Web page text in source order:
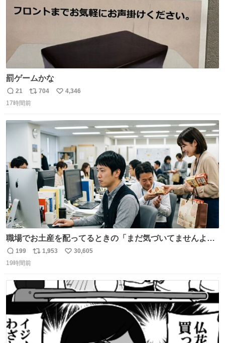
罰ゲームかな
返
信
21
リ
ポ
ト
数
704
い
数
4,346
17時間前
職場でお土産を配ってるときの「まだ気づいてませんよ」
的な演技が毎回シンドい。
返
信
199
リ
ト
数
1,953
い
数
30,605
19時間前